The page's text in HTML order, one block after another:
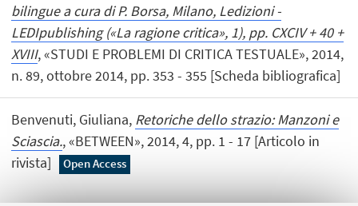
bilingue a cura di P. Borsa, Milano, Ledizioni -
LEDIpublishing («La ragione critica», 1), pp. CXCIV + 40 +
XVIII, «STUDI E PROBLEMI DI CRITICA TESTUALE», 2014,
n. 89, ottobre 2014, pp. 353 - 355 [Scheda bibliografica]
Benvenuti, Giuliana, Retoriche dello strazio: Manzoni e
Sciascia., «BETWEEN», 2014, 4, pp. 1 - 17 [Articolo in
rivista]
Open Access